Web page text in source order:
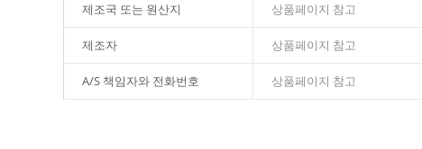
제조국 또는 원산지 상품페이지 참고
제조자 상품페이지 참고
A/S 책임자와 전화번호 상품페이지 참고